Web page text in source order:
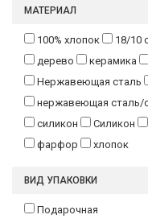
МАТЕРИАЛ
100% хлопок 18/10
дерево
керамика
Нержавеющая сталь
нержавеющая сталь/
силикон
Силикон
фарфор
хлопок
ВИД УПАКОВКИ
Подарочная